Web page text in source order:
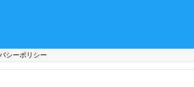
シーポリシー